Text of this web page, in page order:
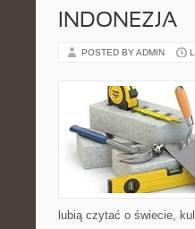
INDONEZJA
POSTED BY ADMIN
lubią czytać o świecie,